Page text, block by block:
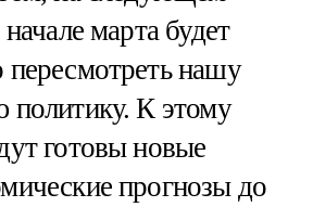
марта будет
пересмотреть нашу
политику. К этому
готовы новые
прогнозы до